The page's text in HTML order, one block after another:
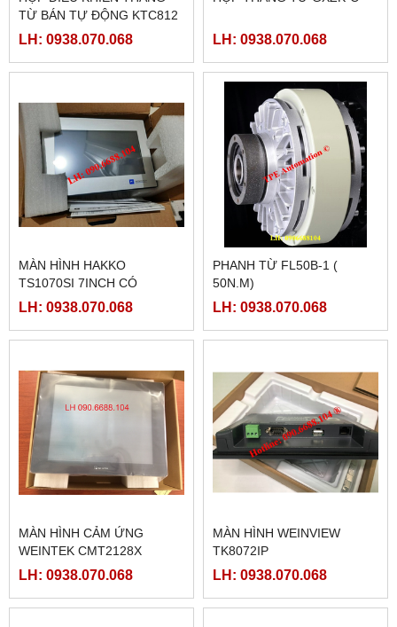
TỪ BÁN TỰ ĐỘNG KTC812
LH: 0938.070.068 LH: 0938.070.068
MÀN HÌNH HAKKO
TS1070SI 7INCH CÓ
ETHERNET
LH: 0938.070.068
PHANH TỪ FL50B-1 (
50N.M)
LH: 0938.070.068
MÀN HÌNH CẢM ỨNG
WEINTEK CMT2128X
LH: 0938.070.068
MÀN HÌNH WEINVIEW
TK8072IP
LH: 0938.070.068